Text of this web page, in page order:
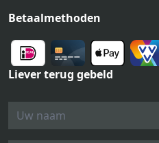
Betaalmethoden
Liever terug gebeld